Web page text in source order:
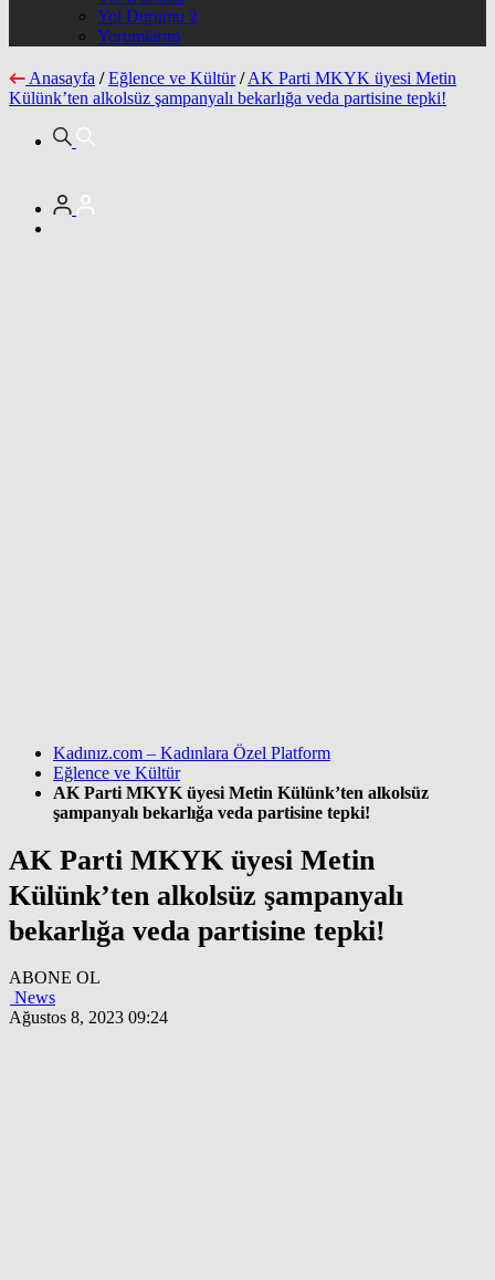
Yol Durumu 2
Yorumlarım
Anasayfa / Eğlence ve Kültür /AK Parti MKYK üyesi Metin
Külünk’ten alkolsüz şampanyalı bekarlığa veda partisine tepki!
Kadınız.com – Kadınlara Özel Platform
Eğlence ve Kültür
AK Parti MKYK üyesi Metin Külünk’ten alkolsüz
şampanyalı bekarlığa veda partisine tepki!
AK Parti MKYK üyesi Metin
Külünk’ten alkolsüz şampanyalı
bekarlığa veda partisine tepki!
ABONE OL
News
Ağustos 8, 2023 09:24